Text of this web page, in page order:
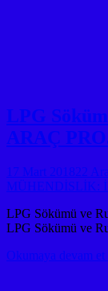
LPG
ARAÇ
17 Mart 201822
MÜHENDİSLİK:
LPG Sökümü ve
LPG Sökümü ve
Okumaya devam